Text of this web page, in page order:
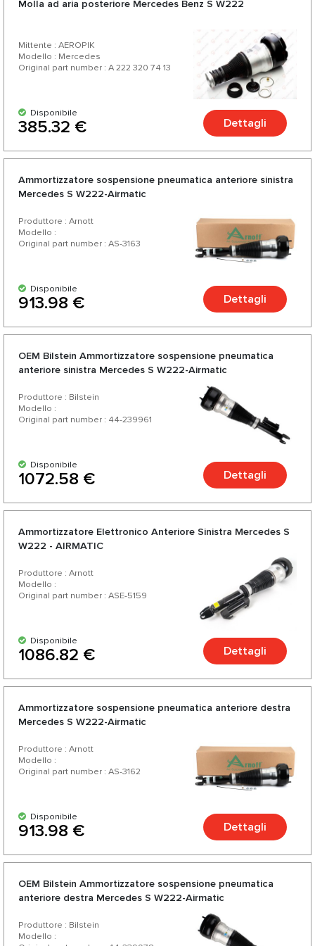
Molla ad aria posteriore Mercedes Benz S W222
Mittente : AEROPIK
Modello : Mercedes
Original part number : A 222 320 74 13
Disponibile
385.32 € Dettagli
Ammortizzatore sospensione pneumatica anteriore sinistra
Mercedes S W222-Airmatic
Produttore : Arnott
Modello :
Original part number : AS-3163
Disponibile
913.98 € Dettagli
OEM Bilstein Ammortizzatore sospensione pneumatica
anteriore sinistra Mercedes S W222-Airmatic
Produttore : Bilstein
Modello :
Original part number : 44-239961
Disponibile
1072.58 € Dettagli
Ammortizzatore Еlettronico Anteriore Sinistra Mercedes S
W222 - AIRMATIC
Produttore : Arnott
Modello :
Original part number : ASE-5159
Disponibile
1086.82 € Dettagli
Ammortizzatore sospensione pneumatica anteriore destra
Mercedes S W222-Airmatic
Produttore : Arnott
Modello :
Original part number : AS-3162
Disponibile
913.98 € Dettagli
OEM Bilstein Ammortizzatore sospensione pneumatica
anteriore destra Mercedes S W222-Airmatic
Produttore : Bilstein
Modello :